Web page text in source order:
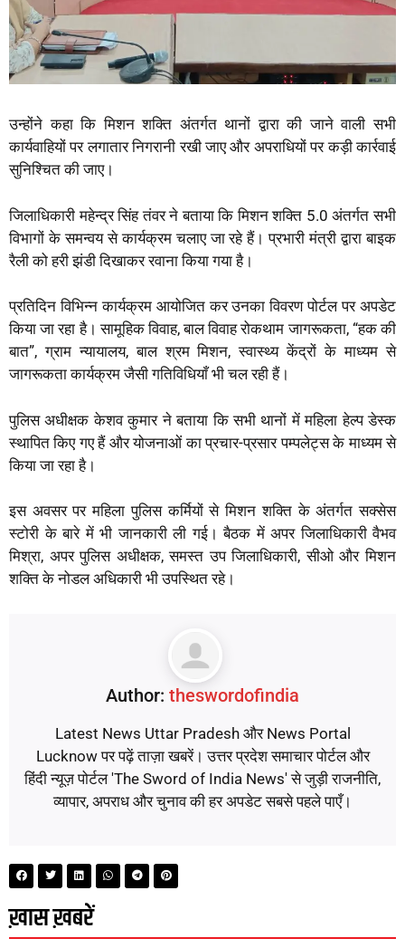
उन्होंने कहा कि मिशन शक्ति अंतर्गत थानों द्वारा की जाने वाली सभी
कार्यवाहियों पर लगातार निगरानी रखी जाए और अपराधियों पर कड़ी कार्रवाई
सुनिश्चित की जाए।
जिलाधिकारी महेन्द्र सिंह तंवर ने बताया कि मिशन शक्ति 5.0 अंतर्गत सभी
विभागों के समन्वय से कार्यक्रम चलाए जा रहे हैं। प्रभारी मंत्री द्वारा बाइक
रैली को हरी झंडी दिखाकर रवाना किया गया है।
प्रतिदिन विभिन्न कार्यक्रम आयोजित कर उनका विवरण पोर्टल पर अपडेट
किया जा रहा है। सामूहिक विवाह, बाल विवाह रोकथाम जागरूकता, “हक की
बात”, ग्राम न्यायालय, बाल श्रम मिशन, स्वास्थ्य केंद्रों के माध्यम से
जागरूकता कार्यक्रम जैसी गतिविधियाँ भी चल रही हैं।
पुलिस अधीक्षक केशव कुमार ने बताया कि सभी थानों में महिला हेल्प डेस्क
स्थापित किए गए हैं और योजनाओं का प्रचार-प्रसार पम्पलेट्स के माध्यम से
किया जा रहा है।
इस अवसर पर महिला पुलिस कर्मियों से मिशन शक्ति के अंतर्गत सक्सेस
स्टोरी के बारे में भी जानकारी ली गई। बैठक में अपर जिलाधिकारी वैभव
मिश्रा, अपर पुलिस अधीक्षक, समस्त उप जिलाधिकारी, सीओ और मिशन
शक्ति के नोडल अधिकारी भी उपस्थित रहे।
Author: theswordofindia
Latest News Uttar Pradesh और News Portal
Lucknow पर पढ़ें ताज़ा खबरें। उत्तर प्रदेश समाचार पोर्टल और
हिंदी न्यूज़ पोर्टल 'The Sword of India News' से जुड़ी राजनीति,
व्यापार, अपराध और चुनाव की हर अपडेट सबसे पहले पाएँ।
ख़ास ख़बरें